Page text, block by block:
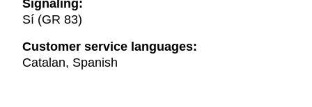
Signaling:
Sí (GR 83)
Customer service languages:
Catalan, Spanish